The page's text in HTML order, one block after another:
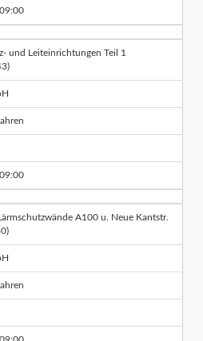
und Leiteinrichtungen Teil 1
A100 u. Neue Kantstr.